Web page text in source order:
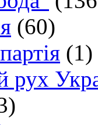
(60)
(1)
рух